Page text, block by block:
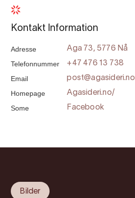
Kontakt Information
Adresse Aga 73, 5776 Nå
Telefonnummer +47 476 13 738
Email post@agasideri.no
Homepage Agasideri.no/
Some Facebook
Bilder